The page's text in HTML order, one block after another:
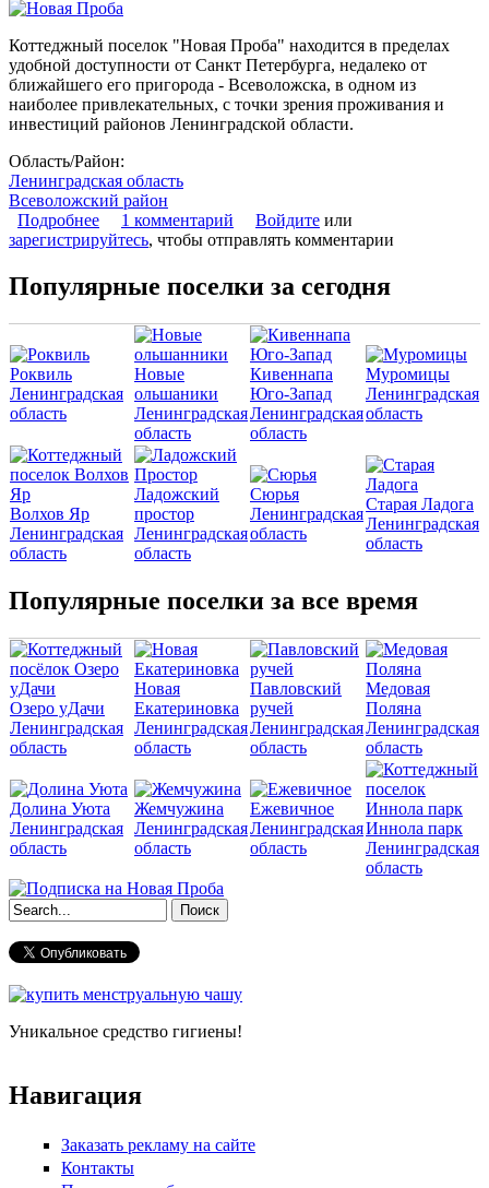
Коттеджный поселок "Новая Проба" находится в пределах
удобной доступности от Санкт Петербурга, недалеко от
ближайшего его пригорода - Всеволожска, в одном из
наиболее привлекательных, с точки зрения проживания и
инвестиций районов Ленинградской области.
Область/Район:
Ленинградская область
Всеволожский район
Подробнее о Коттеджный поселок «Новая Проба»
1 комментарий Войдите или
зарегистрируйтесь, чтобы отправлять комментарии
Популярные поселки за сегодня
Роквиль
Ленинградская
область
Новые
ольшаники
Ленинградская
область
Кивеннапа
Юго-Запад
Ленинградская
область
Муромицы
Ленинградская
область
Волхов Яр
Ленинградская
область
Ладожский
простор
Ленинградская
область
Сюрья
Ленинградская
область
Старая Ладога
Ленинградская
область
Популярные поселки за все время
Озеро уДачи
Ленинградская
область
Новая
Екатериновка
Ленинградская
область
Павловский
ручей
Ленинградская
область
Медовая
Поляна
Ленинградская
область
Долина Уюта
Ленинградская
область
Жемчужина
Ленинградская
область
Ежевичное
Ленинградская
область
Иннола парк
Ленинградская
область
Форма поиска
Уникальное средство гигиены!
Навигация
Заказать рекламу на сайте
Контакты